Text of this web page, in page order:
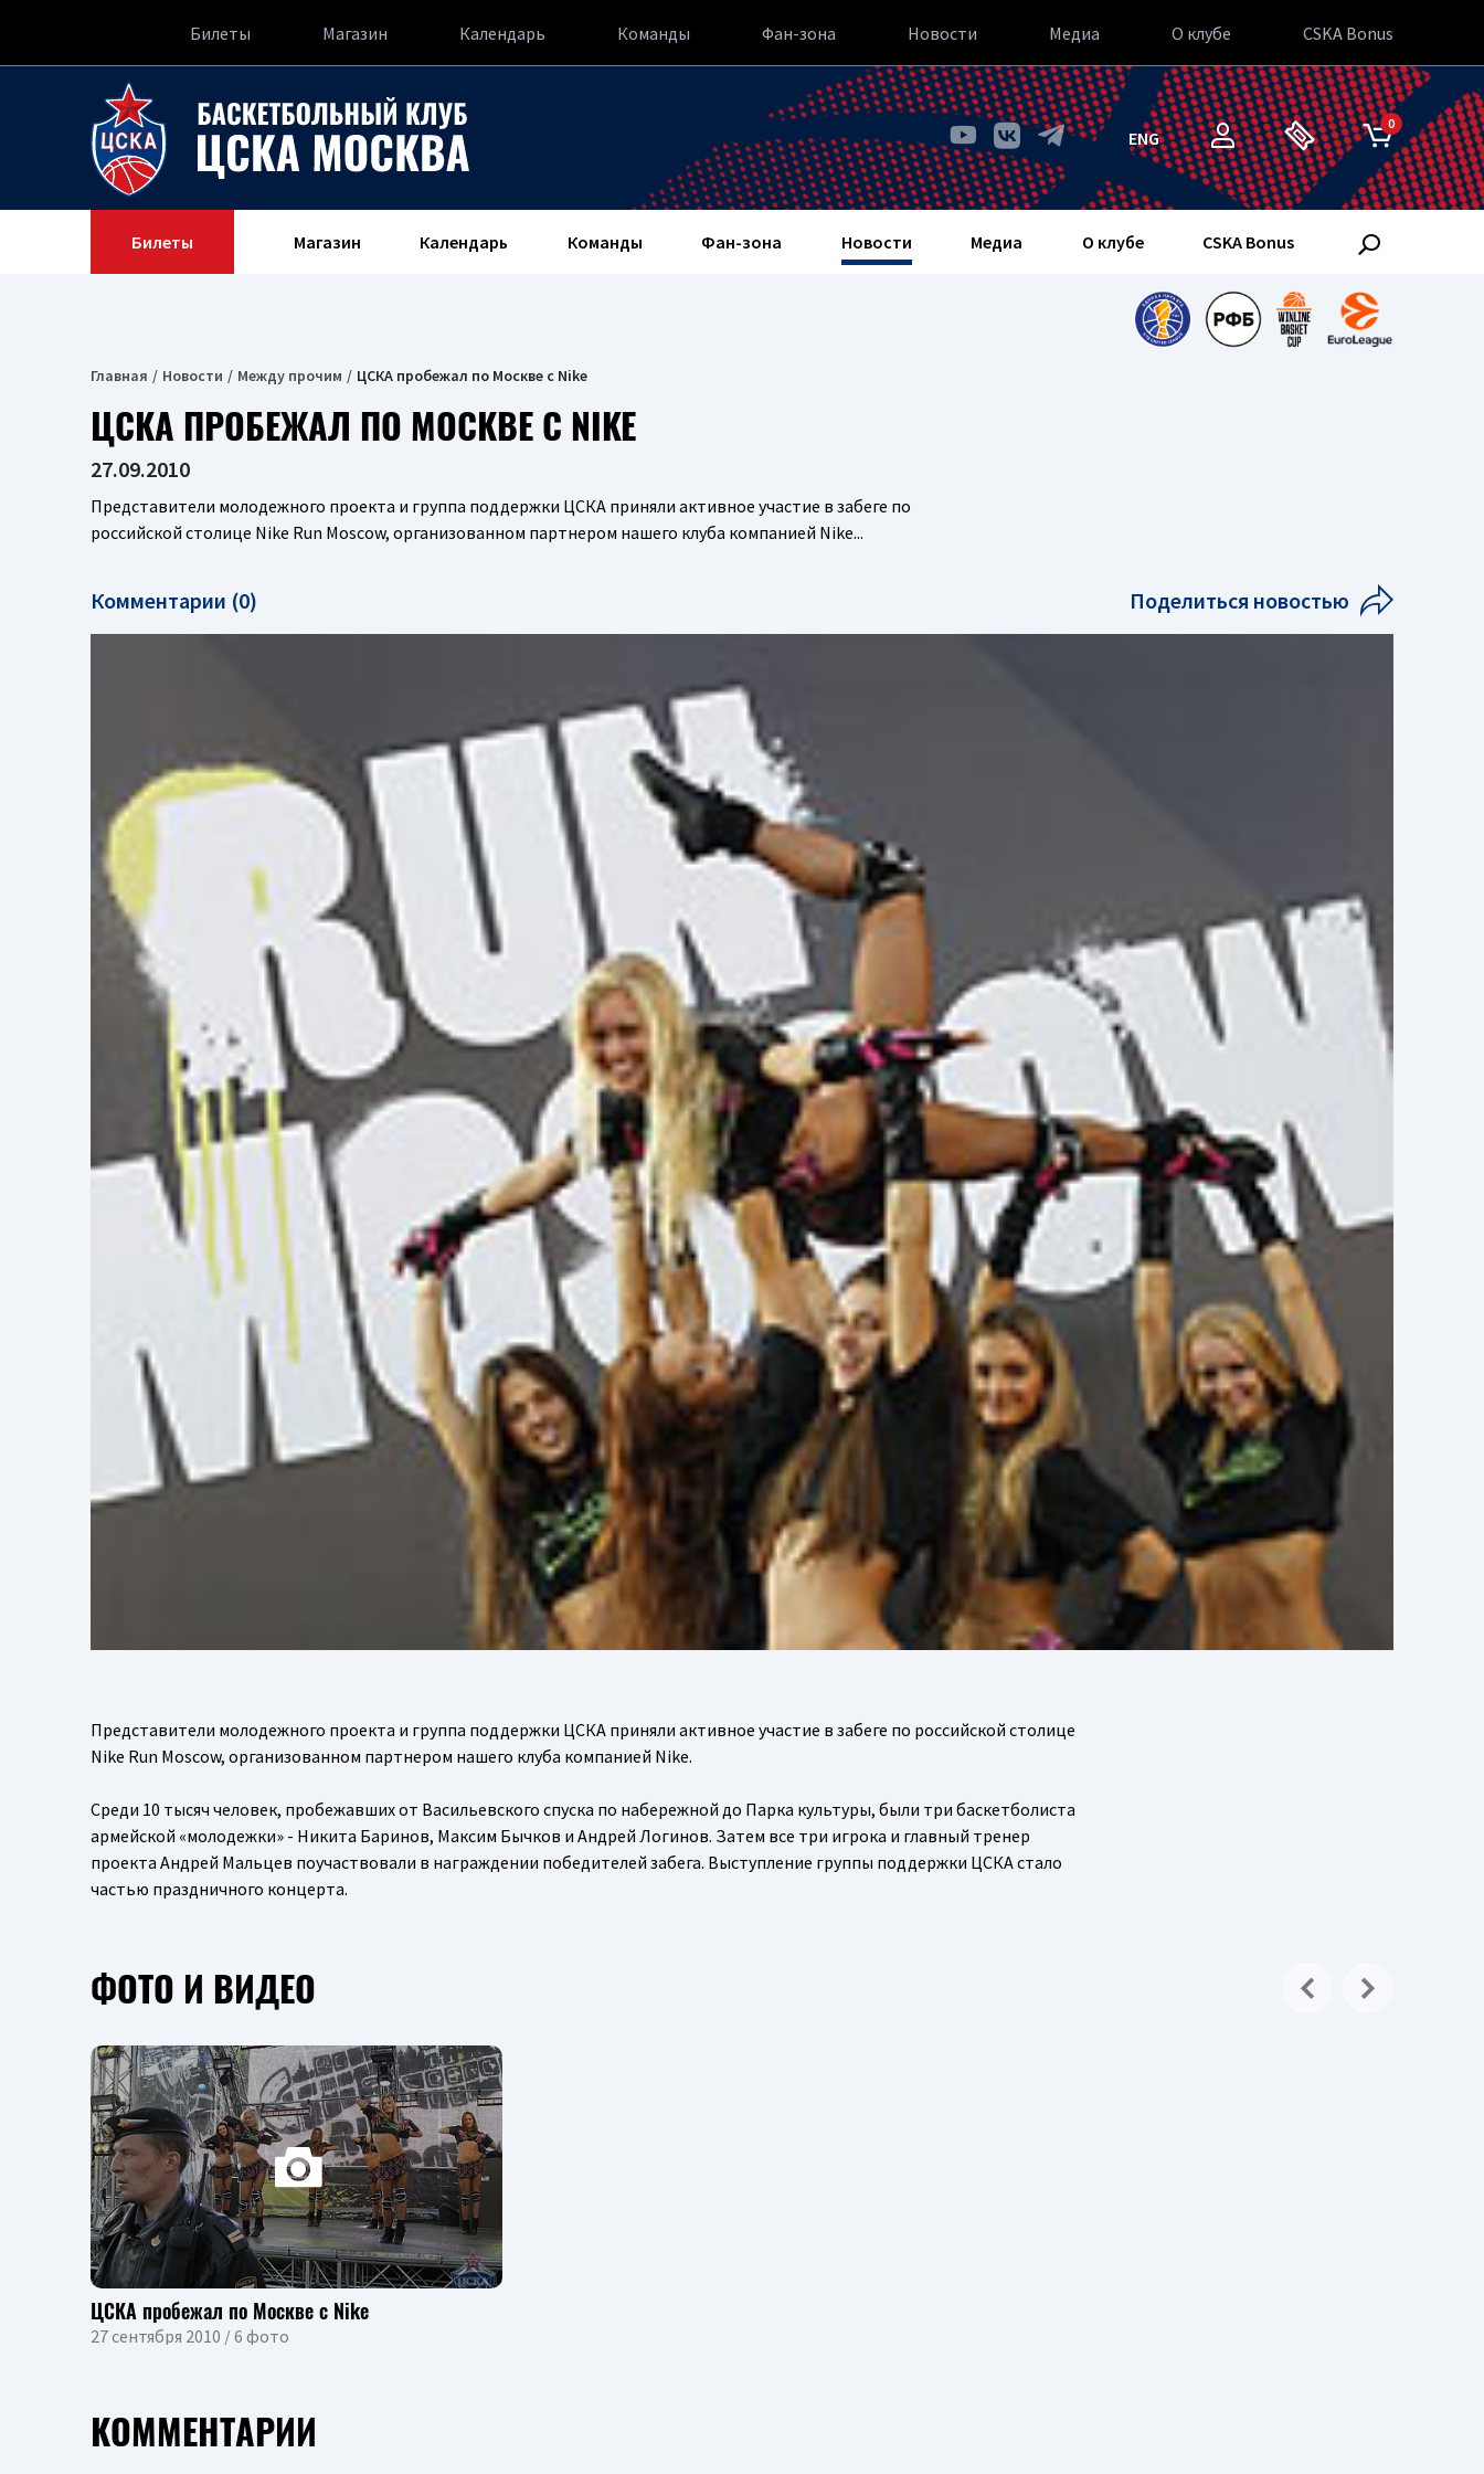
Билеты Магазин Календарь Команды Фан-зона Новости Медиа О клубе CSKA Bonus
ENG
0
Билеты Магазин Календарь Команды Фан-зона Новости Медиа О клубе CSKA Bonus
Главная Новости Между прочим ЦСКА пробежал по Москве с Nike
ЦСКА ПРОБЕЖАЛ ПО МОСКВЕ С NIKE
27.09.2010
Представители молодежного проекта и группа поддержки ЦСКА приняли активное участие в забеге по
российской столице Nike Run Moscow, организованном партнером нашего клуба компанией Nike...
Комментарии (0) Поделиться новостью
Представители молодежного проекта и группа поддержки ЦСКА приняли активное участие в забеге по российской столице
Nike Run Moscow, организованном партнером нашего клуба компанией Nike.
Среди 10 тысяч человек, пробежавших от Васильевского спуска по набережной до Парка культуры, были три баскетболиста
армейской «молодежки» - Никита Баринов, Максим Бычков и Андрей Логинов. Затем все три игрока и главный тренер
проекта Андрей Мальцев поучаствовали в награждении победителей забега. Выступление группы поддержки ЦСКА стало
частью праздничного концерта.
ФОТО И ВИДЕО
ЦСКА пробежал по Москве с Nike
27 сентября 2010 / 6 фото
КОММЕНТАРИИ